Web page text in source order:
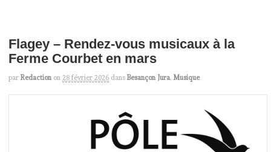
Flagey – Rendez-vous musicaux à la
Ferme Courbet en mars
par Redaction on 28 février 2026 dans Besançon Jura, Musique